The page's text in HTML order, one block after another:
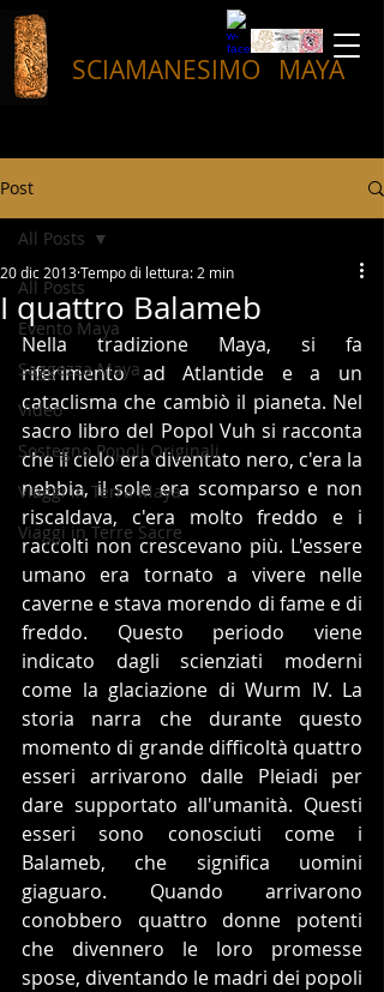
SCIAMANESIMO MAYA
Post
All Posts
Evento Maya
Saggezza Maya
Video
Sostegno Popoli Originali
Viaggi in Terra Maya
Viaggi in Terre Sacre
All Posts
I quattro Balameb
20 dic 2013Tempo di lettura: 2 min
Nella tradizione Maya, si fa
riferimento ad Atlantide e a un
cataclisma che cambiò il pianeta. Nel
sacro libro del Popol Vuh si racconta
che il cielo era diventato nero, c'era la
nebbia, il sole era scomparso e non
riscaldava, c'era molto freddo e i
raccolti non crescevano più. L'essere
umano era tornato a vivere nelle
caverne e stava morendo di fame e di
freddo. Questo periodo viene
indicato dagli scienziati moderni
come la glaciazione di Wurm IV. La
storia narra che durante questo
momento di grande difficoltà quattro
esseri arrivarono dalle Pleiadi per
dare supportato all'umanità. Questi
esseri sono conosciuti come i
Balameb, che significa uomini
giaguaro. Quando arrivarono
conobbero quattro donne potenti
che divennero le loro promesse
spose, diventando le madri dei popoli